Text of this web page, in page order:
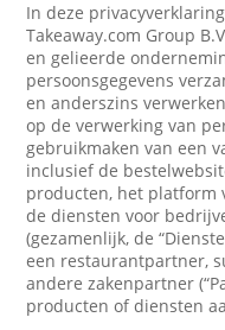
In deze
Takeaway.com Group
en gelieerde
persoonsgegevens
en anderszins
op de verwerking van
gebruikmaken van een
inclusief de
producten, het platform
de diensten voor
(gezamenlijk, de
een restaurantpartner,
andere zakenpartner
producten of diensten